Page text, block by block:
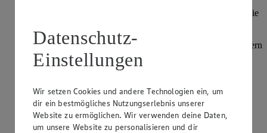
Wenn Sie Schimmel auf Parmesan entdecken, überprüfen Sie
wegwerfen, da der Schimmel ins Innere vorgedrungen sein
kann. Kleine Flecken können weggeschnitten werden. Lagern
Sie Parmesan gekühlt, um …
Warum sollte man Nüsse und Mandeln
einweichen?
Datenschutz-
Einstellungen
Wir setzen Cookies und andere Technologien ein, um
dir ein bestmögliches Nutzungserlebnis unserer
Website zu ermöglichen. Wir verwenden deine Daten,
um unsere Website zu personalisieren und dir